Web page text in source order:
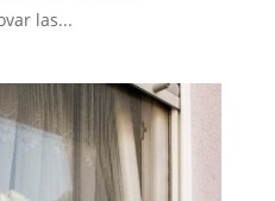
las...